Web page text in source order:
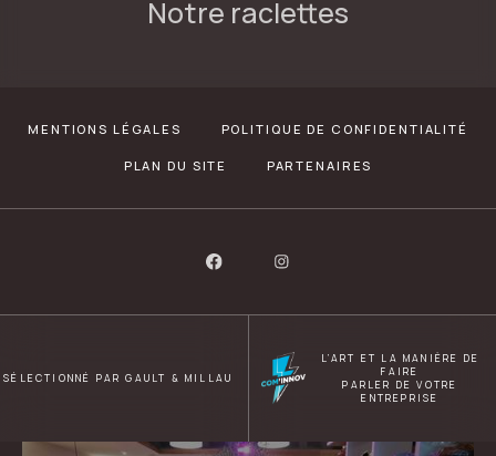
Notre raclettes
MENTIONS LÉGALES POLITIQUE DE CONFIDENTIALITÉ
PLAN DU SITE PARTENAIRES
SÉLECTIONNÉ PAR GAULT & MILLAU
L’ART ET LA MANIÈRE DE
FAIRE
PARLER DE VOTRE
ENTREPRISE